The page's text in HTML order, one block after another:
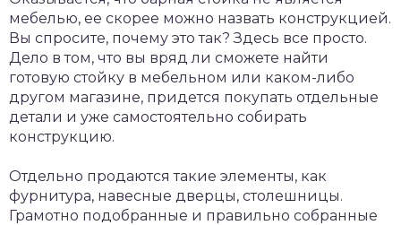
мебелью, ее скорее можно назвать конструкцией.
Вы спросите, почему это так? Здесь все просто.
Дело в том, что вы вряд ли сможете найти
готовую стойку в мебельном или каком-либо
другом магазине, придется покупать отдельные
детали и уже самостоятельно собирать
конструкцию.
Отдельно продаются такие элементы, как
фурнитура, навесные дверцы, столешницы.
Грамотно подобранные и правильно собранные